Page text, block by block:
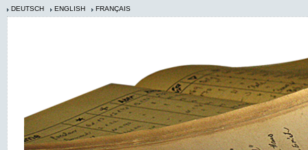
DEUTSCH ENGLISH FRANÇAIS